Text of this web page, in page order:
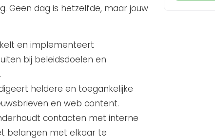
Geen dag is hetzelfde, maar jouw
en implementeert
bij beleidsdoelen en
heldere en toegankelijke
en web content.
contacten met interne
belangen met elkaar te